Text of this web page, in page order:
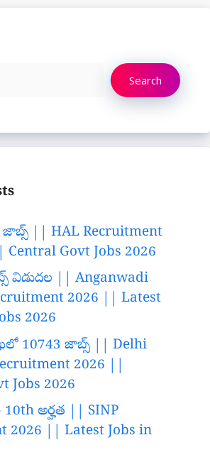
Search
|| HAL Recruitment
Govt Jobs 2026
విడుదల || Anganwadi
2026 || Latest
2026
10743 జాబ్స్ || Delhi
2026 ||
Jobs 2026
10th అర్హత || SINP
2026 || Latest Jobs in